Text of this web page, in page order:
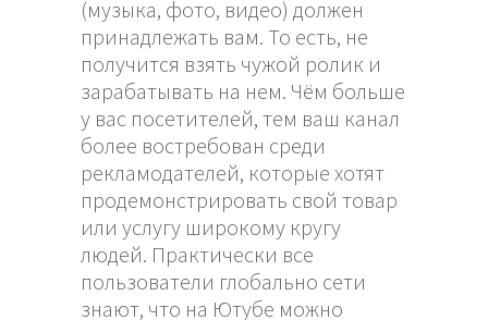
(музыка, фото, видео) должен
принадлежать вам. То есть, не
получится взять чужой ролик и
зарабатывать на нем. Чём больше
у вас посетителей, тем ваш канал
более востребован среди
рекламодателей, которые хотят
продемонстрировать свой товар
или услугу широкому кругу
людей. Практически все
пользователи глобально сети
знают, что на Ютубе можно